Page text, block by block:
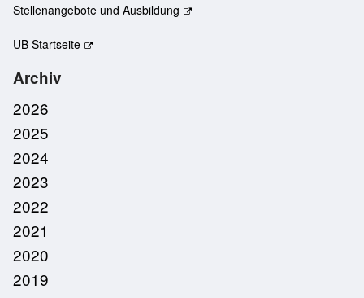
Stellenangebote und Ausbildung
UB Startseite
Archiv
2026
2025
2024
2023
2022
2021
2020
2019